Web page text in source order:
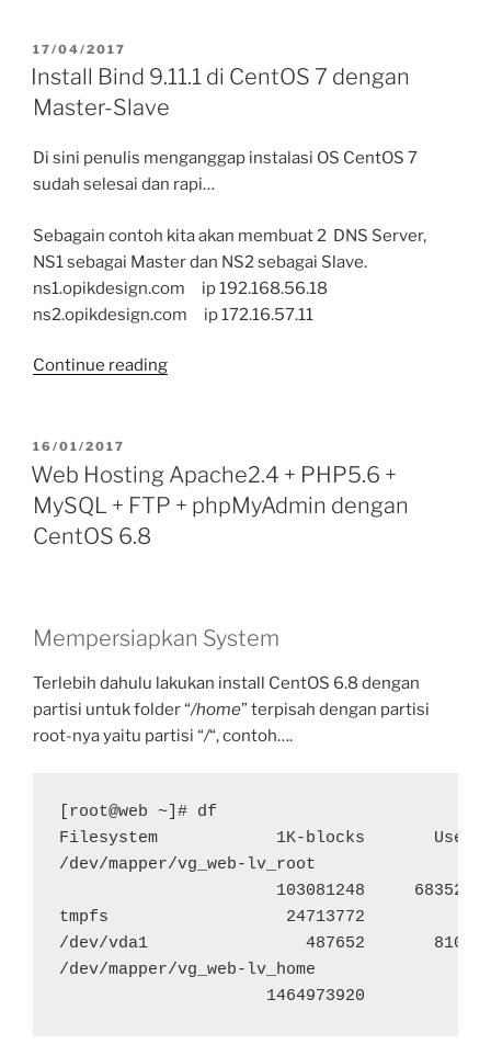
Telegram
4
of
POSTED
ON
17/04/2017
Install Bind 9.11.1 di CentOS 7 dengan
Master-Slave
Di sini penulis menganggap instalasi OS CentOS 7
sudah selesai dan rapi…
Sebagain contoh kita akan membuat 2 DNS Server,
NS1 sebagai Master dan NS2 sebagai Slave.
ns1.opikdesign.com ip 192.168.56.18
ns2.opikdesign.com ip 172.16.57.11
Continue reading“Install
CentOS
7
dengan
POSTED
ON
16/01/2017
Web Hosting Apache2.4 + PHP5.6 +
MySQL + FTP + phpMyAdmin dengan
CentOS 6.8
Mempersiapkan System
Terlebih dahulu lakukan install CentOS 6.8 dengan
partisi untuk folder “/home” terpisah dengan partisi
root-nya yaitu partisi “/“, contoh….
[root@web ~]# df
Filesystem            1K-blocks       Used
/dev/mapper/vg_web-lv_root
103081248
tmpfs                  24713772           0
/dev/vda1                487652       81002
/dev/mapper/vg_web-lv_home
1464973920